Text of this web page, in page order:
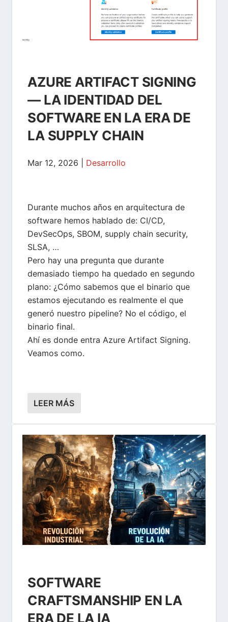
AZURE ARTIFACT SIGNING
— LA IDENTIDAD DEL
SOFTWARE EN LA ERA DE
LA SUPPLY CHAIN
Mar 12, 2026 Desarrollo
Durante muchos años en arquitectura de
software hemos hablado de: CI/CD,
DevSecOps, SBOM, supply chain security,
SLSA, …
Pero hay una pregunta que durante
demasiado tiempo ha quedado en segundo
plano: ¿Cómo sabemos que el binario que
estamos ejecutando es realmente el que
generó nuestro pipeline? No el código, el
binario final.
Ahí es donde entra Azure Artifact Signing.
Veamos como.
LEER MÁS
SOFTWARE
CRAFTSMANSHIP EN LA
ERA DE LA IA